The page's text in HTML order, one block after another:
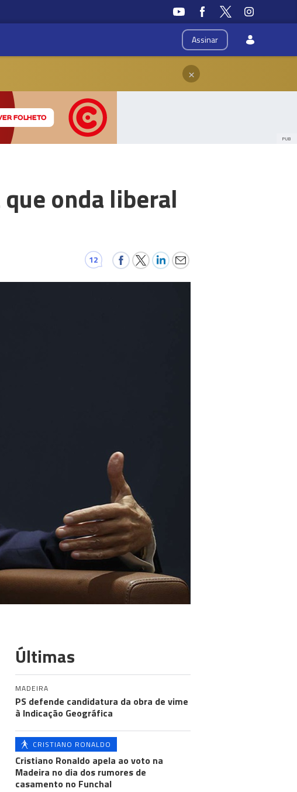
Assinar
×
PUB
onda liberal
12
Últimas
MADEIRA
PS defende candidatura da obra de vime
à Indicação Geográfica
CRISTIANO RONALDO
Cristiano Ronaldo apela ao voto na
Madeira no dia dos rumores de
casamento no Funchal